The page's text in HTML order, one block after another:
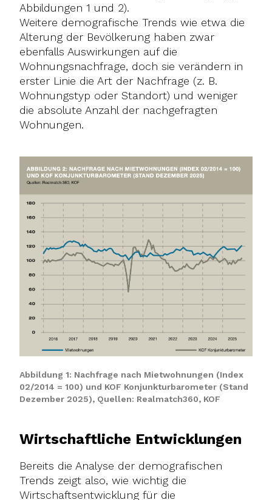
Abbildungen 1 und 2).
Weitere demografische Trends wie etwa die
Alterung der Bevölkerung haben zwar
ebenfalls Auswirkungen auf die
Wohnungsnachfrage, doch sie verändern in
erster Linie die Art der Nachfrage (z. B.
Wohnungstyp oder Standort) und weniger
die absolute Anzahl der nachgefragten
Wohnungen.
Abbildung 1: Nachfrage nach Mietwohnungen (Index
02/2014 = 100) und KOF Konjunkturbarometer (Stand
Dezember 2025), Quellen: Realmatch360, KOF
Wirtschaftliche Entwicklungen
Bereits die Analyse der demografischen
Trends zeigt also, wie wichtig die
Wirtschaftsentwicklung für die